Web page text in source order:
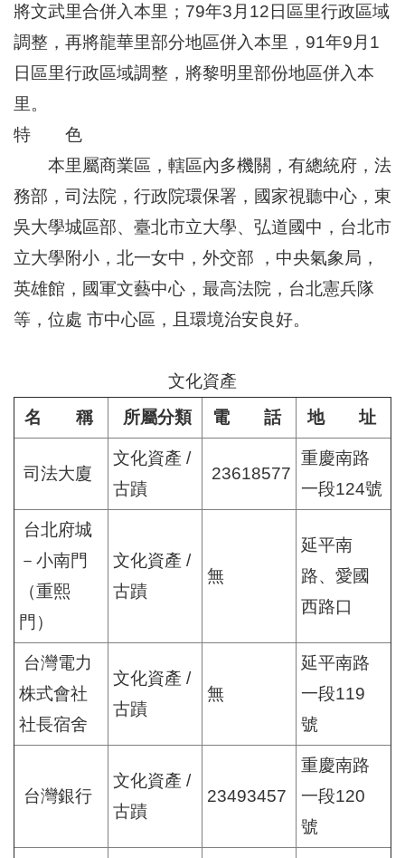
化
資
產
北
市
區
界
說
臺
北
市
鄰
長
將文武里合併入本里；79年3月12日區里行政區域
調整，再將龍華里部分地區併入本里，91年9月1
日區里行政區域調整，將黎明里部份地區併入本
里。
特 色
本里屬商業區，轄區內多機關，有總統府，法
務部，司法院，行政院環保署，國家視聽中心，東
吳大學城區部、臺北市立大學、弘道國中，台北市
立大學附小，北一女中，外交部 ，中央氣象局，
英雄館，國軍文藝中心，最高法院，台北憲兵隊
等，位處 市中心區，且環境治安良好。
名 稱 所屬分類 電 話 地 址
文化資產
司法大廈
文化資產 /
古蹟
23618577
重慶南路
一段124號
台北府城
－小南門
（重熙
門）
文化資產 /
古蹟
無
延平南
路、愛國
西路口
台灣電力
株式會社
社長宿舍
文化資產 /
古蹟
無
延平南路
一段119
號
台灣銀行
文化資產 /
古蹟
23493457
重慶南路
一段120
號